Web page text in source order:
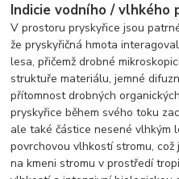
Indicie vodního / vlhkého
V prostoru pryskyřice jsou
že pryskyřičná hmota
lesa, přičemž drobné
struktuře materiálu, jemné
přítomnost drobných
pryskyřice během svého toku
ale také částice nesené vlhkým
povrchovou vlhkostí stromu,
na kmeni stromu v prostředí